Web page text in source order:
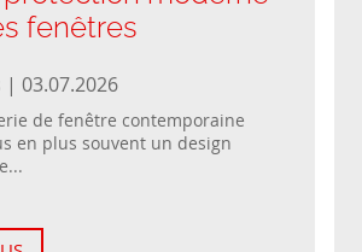
fenêtres
03.07.2026
de fenêtre contemporaine
en plus souvent un design